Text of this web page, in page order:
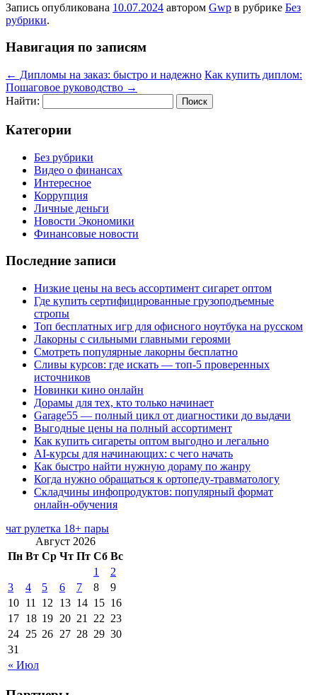
Запись опубликована 10.07.2024 автором Gwp в рубрике Без
рубрики.
Навигация по записям
← Дипломы на заказ: быстро и надежно Как купить диплом:
Пошаговое руководство →
Найти:
Категории
Без рубрики
Видео о финансах
Интересное
Коррупция
Личные деньги
Новости Экономики
Финансовые новости
Последние записи
Низкие цены на весь ассортимент сигарет оптом
Где купить сертифицированные грузоподъемные
стропы
Топ бесплатных игр для офисного ноутбука на русском
Лакорны с сильными главными героями
Смотреть популярные лакорны бесплатно
Сливы курсов: где искать — топ-5 проверенных
источников
Новинки кино онлайн
Дорамы для тех, кто только начинает
Garage55 — полный цикл от диагностики до выдачи
Выгодные цены на полный ассортимент
Как купить сигареты оптом выгодно и легально
AI-курсы для начинающих: с чего начать
Как быстро найти нужную дораму по жанру
Когда нужно обращаться к ортопеду-травматологу
Складчины инфопродуктов: популярный формат
онлайн-обучения
чат рулетка 18+ пары
Август 2026
Пн Вт Ср Чт Пт Сб Вс
« Июл
1
2
3
4 5 6 7 8
9
10 11 12 13 14 15 16
17 18 19 20 21 22 23
24 25 26 27 28 29 30
31